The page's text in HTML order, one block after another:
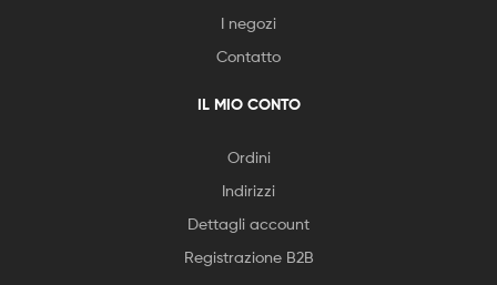
I negozi
Contatto
IL MIO CONTO
Ordini
Indirizzi
Dettagli account
Registrazione B2B